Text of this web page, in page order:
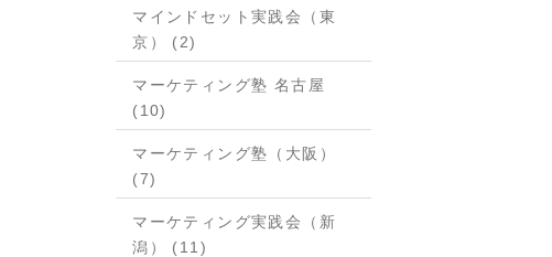
マインドセット実践会（東
京） (2)
マーケティング塾 名古屋
(10)
マーケティング塾（大阪）
(7)
マーケティング実践会（新
潟） (11)